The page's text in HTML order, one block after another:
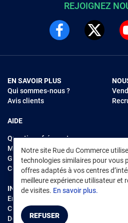
Notre site Rue du Commerce
technologies similaires pour vous
offres adaptés à vos centres
meilleure expérience utilisateur et
de visites. En savoir plus.
REFUSER
REJOIGNEZ
EN SAVOIR PLUS
Qui sommes-nous ?
Avis clients
AIDE
Questions fréquentes
Modes de règlements
Garantie et retours
Contacter Rue du Commerce
INFORMATIONS LÉGALES
Environnement
CGV /CGU Marketplace
Données personnelles